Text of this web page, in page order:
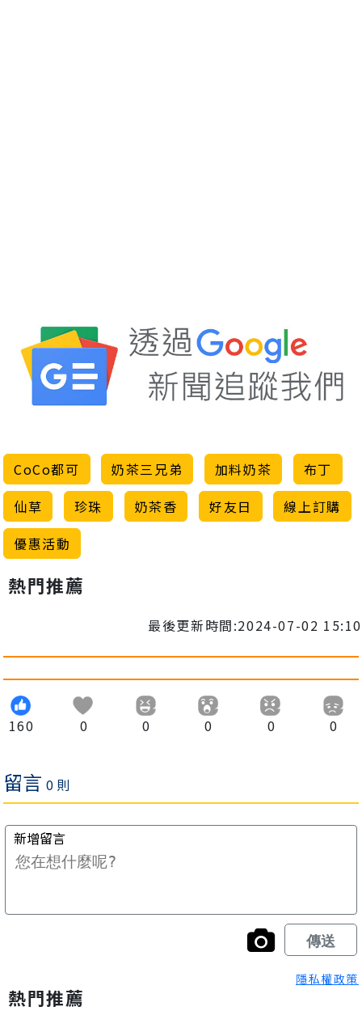
CoCo都可 奶茶三兄弟 加料奶茶
布丁
仙草
珍珠 奶茶香 好友日
線上訂購
優惠活動
熱門推薦
最後更新時間:2024-07-02 15:10
160 0 0 0 0 0
隱私權政策
熱門推薦